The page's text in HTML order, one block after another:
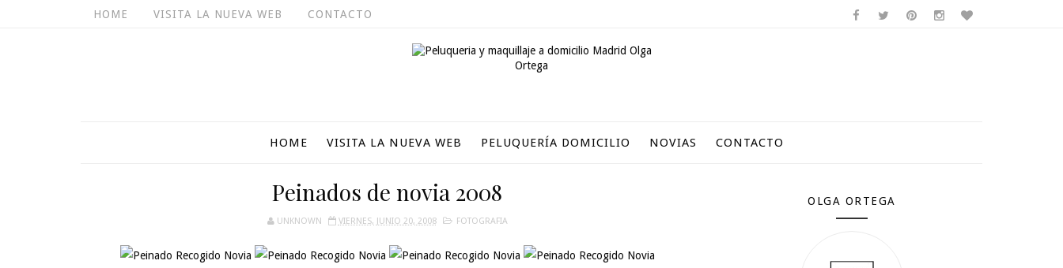
HOME VISITA LA NUEVA WEB CONTACTO
HOME VISITA LA NUEVA WEB PELUQUERÍA DOMICILIO NOVIAS CONTACTO
Peinados de novia 2008
UNKNOWN VIERNES, JUNIO 20, 2008 FOTOGRAFIA
OLGA ORTEGA